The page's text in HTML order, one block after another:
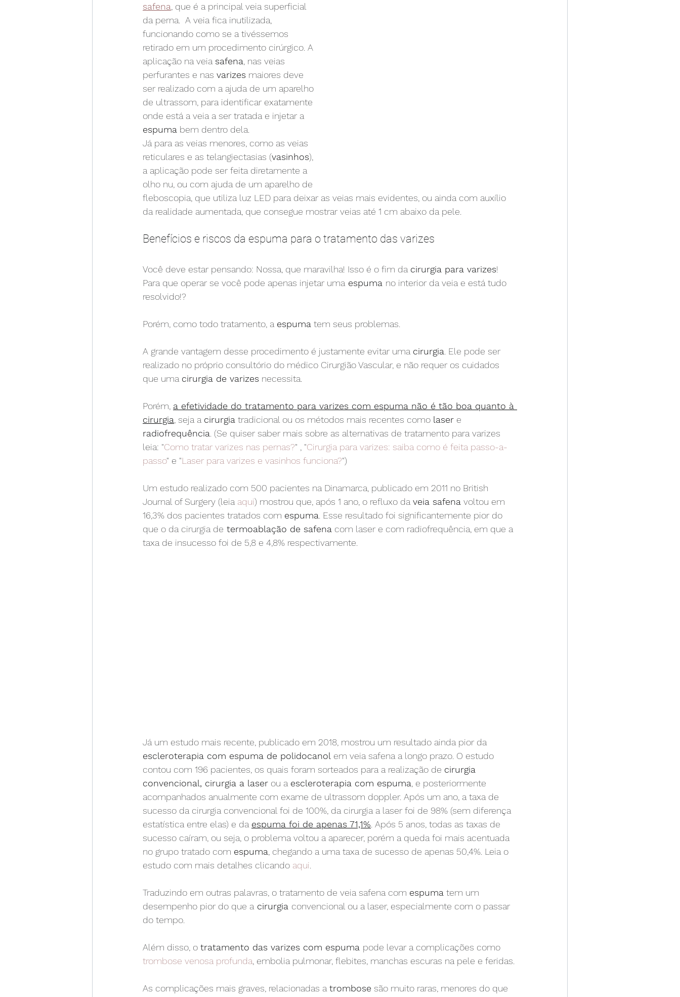
safena , que é a principal veia superficial
da perna.  A veia fica inutilizada,
funcionando como se a tivéssemos
retirado em um procedimento cirúrgico. A
aplicação na veia safena , nas veias
perfurantes e nas varizes maiores deve
ser realizado com a ajuda de um aparelho
de ultrassom, para identificar exatamente
onde está a veia a ser tratada e injetar a
espuma bem dentro dela.
Já para as veias menores, como as veias
reticulares e as telangiectasias (vasinhos),
a aplicação pode ser feita diretamente a
olho nu, ou com ajuda de um aparelho de
fleboscopia, que utiliza luz LED para deixar as veias mais evidentes, ou ainda com auxílio
da realidade aumentada, que consegue mostrar veias até 1 cm abaixo da pele.
Benefícios e riscos da espuma para o tratamento das varizes
Você deve estar pensando: Nossa, que maravilha! Isso é o fim da cirurgia para varizes!
Para que operar se você pode apenas injetar uma espuma no interior da veia e está tudo
resolvido!?
Porém, como todo tratamento, a espuma tem seus problemas.
A grande vantagem desse procedimento é justamente evitar uma cirurgia . Ele pode ser
realizado no próprio consultório do médico Cirurgião Vascular, e não requer os cuidados
que uma cirurgia de varizes necessita.
Porém, a efetividade do tratamento para varizes com espuma não é tão boa quanto à
cirurgia , seja a cirurgia tradicional ou os métodos mais recentes como laser e
radiofrequência . (Se quiser saber mais sobre as alternativas de tratamento para varizes
leia: "Como tratar varizes nas pernas?" , "Cirurgia para varizes: saiba como é feita passo-a-
passo" e "Laser para varizes e vasinhos funciona?")
Um estudo realizado com 500 pacientes na Dinamarca, publicado em 2011 no British
Journal of Surgery (leia aqui) mostrou que, após 1 ano, o refluxo da veia safena voltou em
16,3% dos pacientes tratados com espuma . Esse resultado foi significantemente pior do
que o da cirurgia de termoablação de safena com laser e com radiofrequência, em que a
taxa de insucesso foi de 5,8 e 4,8% respectivamente.
Já um estudo mais recente, publicado em 2018, mostrou um resultado ainda pior da
escleroterapia com espuma de polidocanol em veia safena a longo prazo. O estudo
contou com 196 pacientes, os quais foram sorteados para a realização de cirurgia
convencional, cirurgia a laser ou a escleroterapia com espuma , e posteriormente
acompanhados anualmente com exame de ultrassom doppler. Após um ano, a taxa de
sucesso da cirurgia convencional foi de 100%, da cirurgia a laser foi de 98% (sem diferença
estatística entre elas) e da espuma foi de apenas 71,1% . Após 5 anos, todas as taxas de
sucesso caíram, ou seja, o problema voltou a aparecer, porém a queda foi mais acentuada
no grupo tratado com espuma , chegando a uma taxa de sucesso de apenas 50,4%. Leia o
estudo com mais detalhes clicando aqui
Traduzindo em outras palavras, o tratamento de veia safena com espuma tem um
desempenho pior do que a cirurgia convencional ou a laser, especialmente com o passar
do tempo.
Além disso, o tratamento das varizes com espuma pode levar a complicações como
trombose venosa profunda , embolia pulmonar, flebites, manchas escuras na pele e feridas.
As complicações mais graves, relacionadas a trombose são muito raras, menores do que